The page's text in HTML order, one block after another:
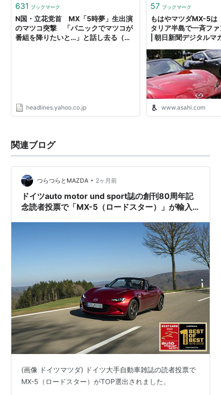
631 ブックマーク
N国・立花党首 MX「5時夢」生出演
のマツコ突撃 「パニックでマツコが
番組を降りたいと…」と話し去る（ス
headlines.yahoo.co.jp
57 ブックマーク
もはやマツダMX-5
タリア半島で一斉フ
| 朝日新聞デジタル
www.asahi.com
関連ブログ
つらつらとMAZDA • 2ヶ月前
ドイツauto motor und sport誌の創刊80周年記
念読者投票で「MX-5（ロードスター）」が輸入
(画像 ドイツマツダ) ドイツ大手自動車雑誌の読者投票で
MX-5（ロードスター）がTOP選出されました。